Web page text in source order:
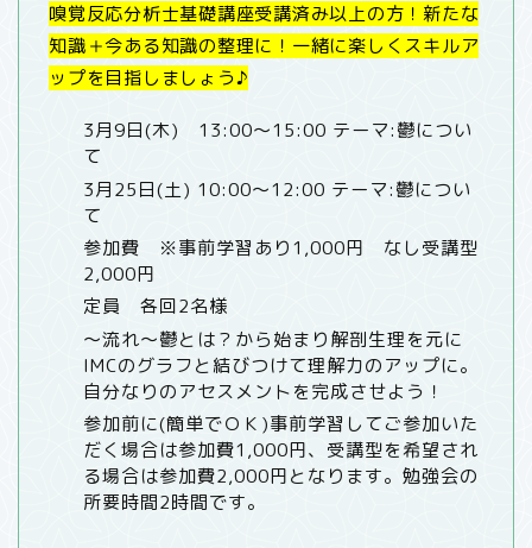
嗅覚反応分析士基礎講座受講済み以上の方！新たな
知識＋今ある知識の整理に！一緒に楽しくスキルア
ップを目指しましょう♪
3月9日(木) 13:00～15:00 テーマ:鬱につい
て
3月25日(土) 10:00〜12:00 テーマ:鬱につい
て
参加費 ※事前学習あり1,000円 なし受講型
2,000円
定員 各回2名様
〜流れ〜鬱とは？から始まり解剖生理を元に
IMCのグラフと結びつけて理解力のアップに。
自分なりのアセスメントを完成させよう！
参加前に(簡単でＯＫ)事前学習してご参加いた
だく場合は参加費1,000円、受講型を希望され
る場合は参加費2,000円となります。勉強会の
所要時間2時間です。